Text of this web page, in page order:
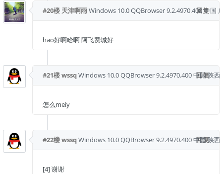
回复
#20楼 天津啊雨Windows 10.0QQBrowser 9.2.4970.400中国
hao好啊哈啊 阿飞费城好
回复
#21楼wssqWindows 10.0QQBrowser 9.2.4970.400中国 陕
怎么meiy
回复
#22楼wssqWindows 10.0QQBrowser 9.2.4970.400中国 陕
[4] 谢谢